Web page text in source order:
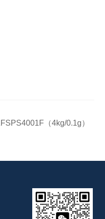
（4kg/0.1g）